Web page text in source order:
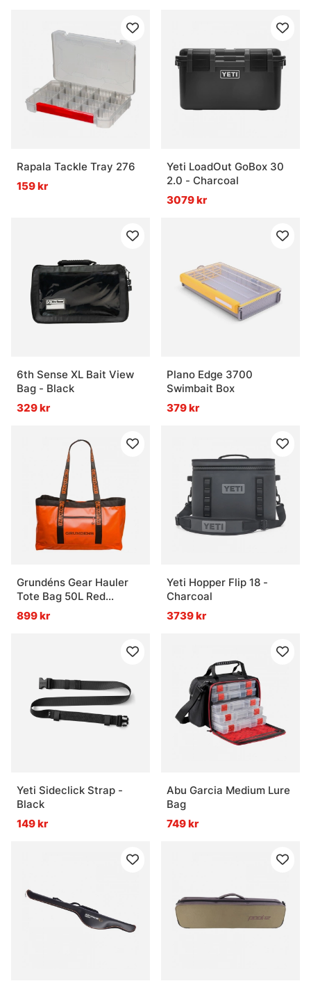
Rapala Tackle Tray 276
159 kr
Yeti LoadOut GoBox 30
2.0 - Charcoal
3079 kr
6th Sense XL Bait View
Bag - Black
329 kr
Plano Edge 3700
Swimbait Box
379 kr
Grundéns Gear Hauler
Tote Bag 50L Red
Orange
899 kr
Yeti Hopper Flip 18 -
Charcoal
3739 kr
Yeti Sideclick Strap -
Black
149 kr
Abu Garcia Medium Lure
Bag
749 kr